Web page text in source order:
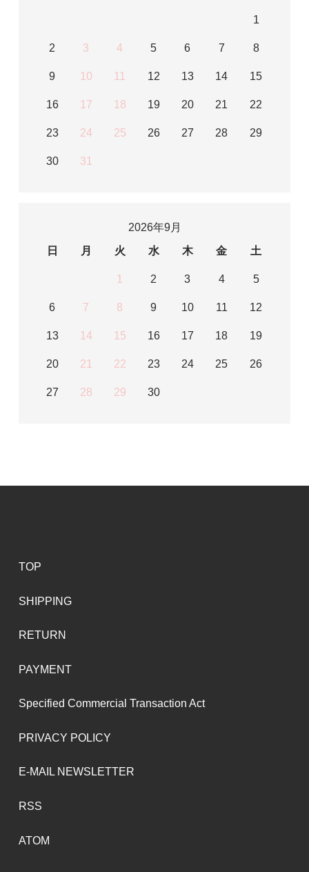
1
2 3 4 5 6 7 8
9 10 11 12 13 14 15
16 17 18 19 20 21 22
23 24 25 26 27 28 29
30 31
2026年9月
日
月 火 水 木 金 土
1 2 3 4 5
6 7 8 9 10 11 12
13 14 15 16 17 18 19
20 21 22 23 24 25 26
27 28 29 30
TOP
SHIPPING
RETURN
PAYMENT
Specified Commercial Transaction Act
PRIVACY POLICY
E-MAIL NEWSLETTER
RSS
ATOM